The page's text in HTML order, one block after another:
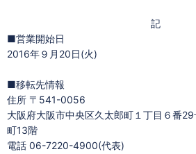
記
■営業開始日
2016年９月20日(火)
■移転先情報
住所 〒541-0056
大阪府大阪市中央区久太郎町１丁目６番
町13階
電話 06-7220-4900(代表)
人財・採用